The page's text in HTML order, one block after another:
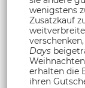
wenigstens
Zusatzkauf
Days
erhalten die
ihren